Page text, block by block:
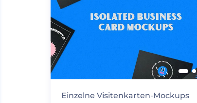
Einzelne Visitenkarten-Mockups